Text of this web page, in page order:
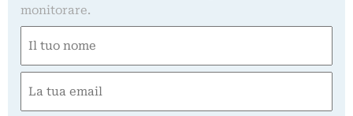
monitorare.
(Obbligatorio)
Nome
(Obbligatorio)